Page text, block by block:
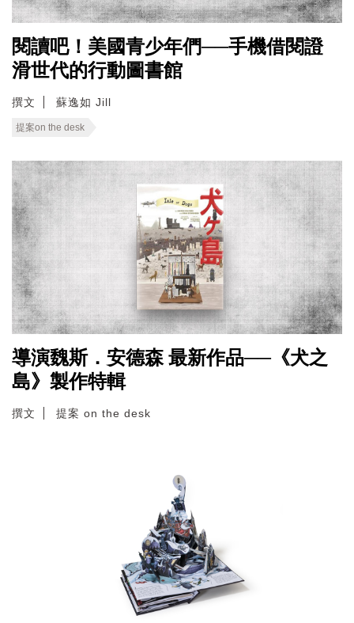
閱讀吧！美國青少年們──手機借閱證
滑世代的行動圖書館
撰文 蘇逸如 Jill
提案on the desk
導演魏斯．安德森 最新作品──《犬之
島》製作特輯
撰文 提案 on the desk